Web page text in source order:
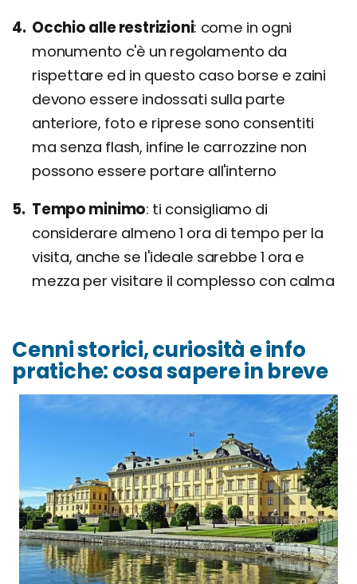
Occhio alle restrizioni come in ogni
monumento c'è un regolamento da
rispettare ed in questo caso borse e zaini
devono essere indossati sulla parte
anteriore, foto e riprese sono consentiti
ma senza flash, infine le carrozzine non
possono essere portare all'interno
Tempo minimo ti consigliamo di
considerare almeno 1 ora di tempo per la
visita, anche se l'ideale sarebbe 1 ora e
mezza per visitare il complesso con calma
Cenni storici, curiosità e info
pratiche: cosa sapere in breve